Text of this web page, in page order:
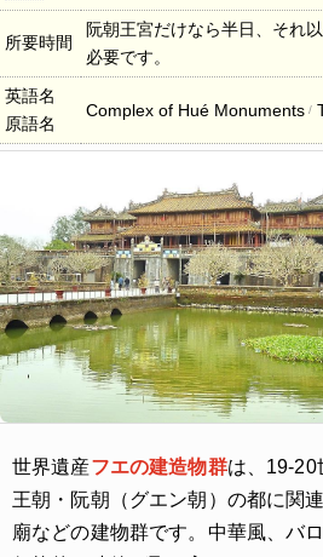
所要時間
阮朝王宮だけなら半日、それ
必要です。
英語名
原語名
Complex of Hué Monuments
世界遺産フエの建造物群は、19-20
王朝・阮朝（グエン朝）の都に関
廟などの建物群です。中華風、バ